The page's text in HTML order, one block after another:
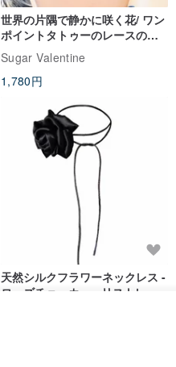
世界の片隅で静かに咲く花/ ワン
ポイントタトゥーのレースのチ
ョーカー SV649
Sugar Valentine
1,780円
天然シルクフラワーネックレス -
ローズチョーカー - リストレッ